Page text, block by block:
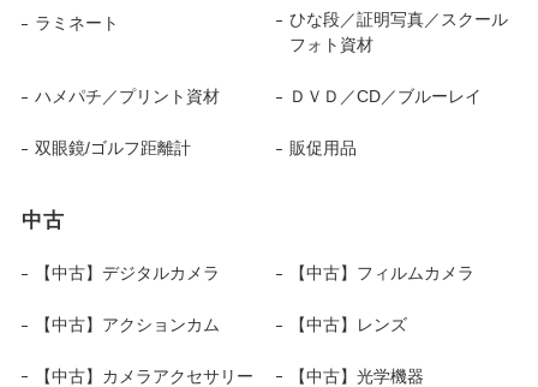
ラミネート
ひな段／証明写真／スクール
フォト資材
ハメパチ／プリント資材 ＤＶＤ／CD／ブルーレイ
双眼鏡/ゴルフ距離計 販促用品
中古
【中古】デジタルカメラ 【中古】フィルムカメラ
【中古】アクションカム 【中古】レンズ
【中古】カメラアクセサリー 【中古】光学機器